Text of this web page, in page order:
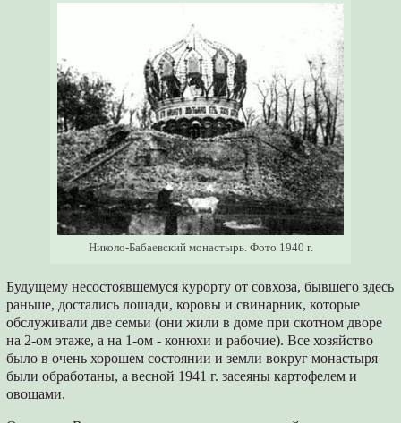
Николо-Бабаевский монастырь. Фото 1940 г.
Будущему несостоявшемуся курорту от совхоза, бывшего здесь
раньше, достались лошади, коровы и свинарник, которые
обслуживали две семьи (они жили в доме при скотном дворе
на 2-ом этаже, а на 1-ом - конюхи и рабочие). Все хозяйство
было в очень хорошем состоянии и земли вокруг монастыря
были обработаны, а весной 1941 г. засеяны картофелем и
овощами.